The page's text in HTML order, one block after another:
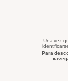
Una vez
Para